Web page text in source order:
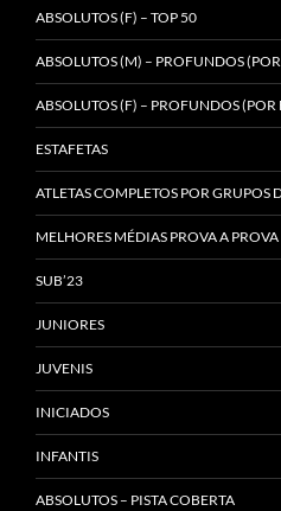
ABSOLUTOS (F) – TOP 50
ABSOLUTOS (M) – PROFUNDOS
ABSOLUTOS (F) – PROFUNDOS
ESTAFETAS
ATLETAS COMPLETOS POR GRUPOS
MELHORES MÉDIAS PROVA A PROVA
SUB’23
JUNIORES
JUVENIS
INICIADOS
INFANTIS
ABSOLUTOS – PISTA COBERTA